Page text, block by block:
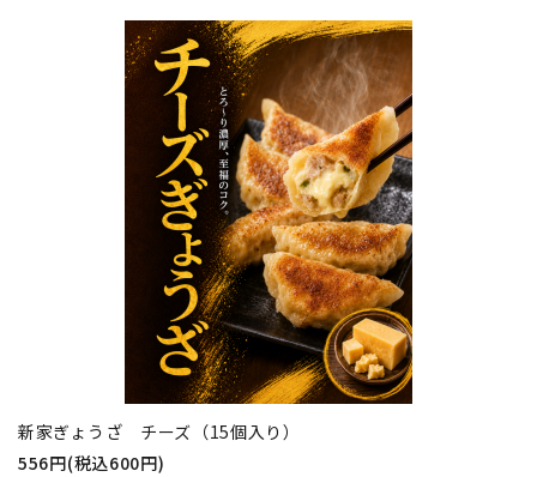
新家ぎょうざ チーズ（15個入り）
556円(税込600円)